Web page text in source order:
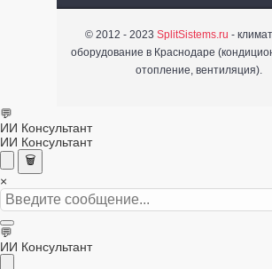
© 2012 - 2023 SplitSistems.ru -
оборудование в Краснодаре
отопление, вентиляция).
💬
ИИ Консультант
ИИ Консультант
🗑️
×
💬
ИИ Консультант